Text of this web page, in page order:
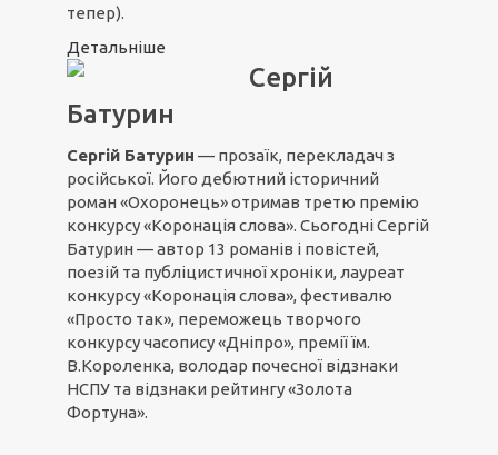
тепер).
Детальніше
Сергій
Батурин
Сергій Батурин — прозаїк, перекладач з
російської. Його дебютний історичний
роман «Охоронець» отримав третю премію
конкурсу «Коронація слова». Сьогодні Сергій
Батурин — автор 13 романів і повістей,
поезій та публіцистичної хроніки, лауреат
конкурсу «Коронація слова», фестивалю
«Просто так», переможець творчого
конкурсу часопису «Дніпро», премії їм.
В.Короленка, володар почесної відзнаки
НСПУ та відзнаки рейтингу «Золота
Фортуна».